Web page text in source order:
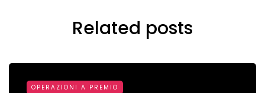
Related posts
OPERAZIONI A PREMIO